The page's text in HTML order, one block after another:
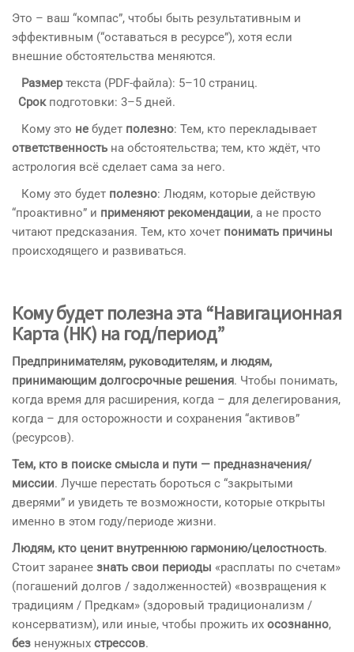
Это – ваш “компас”, чтобы быть результативным и
эффективным (“оставаться в ресурсе”), хотя если
внешние обстоятельства меняются.
Размертекста (PDF-файла): 5–10 страниц.
Срокподготовки: 3–5 дней.
Кому это не будет полезно: Тем, кто перекладывает
ответственность на обстоятельства; тем, кто ждёт, что
астрология всё сделает сама за него.
Кому это будет полезно: Людям, которые действую
“проактивно” и применяют рекомендации, а не просто
читают предсказания. Тем, кто хочет понимать причины
происходящего и развиваться.
Кому будет полезна эта “Навигационная
Карта (НК) на год/период”
Предпринимателям, руководителям, и людям,
принимающим долгосрочные решения. Чтобы понимать,
когда время для расширения, когда – для делегирования,
когда – для осторожности и сохранения “активов”
(ресурсов).
Тем, кто в поиске смысла и пути — предназначения/
миссии. Лучше перестать бороться с “закрытыми
дверями” и увидеть те возможности, которые открыты
именно в этом году/периоде жизни.
Людям, кто ценит внутреннюю гармонию/целостность.
Стоит заранее знать свои периоды «расплаты по счетам»
(погашений долгов / задолженностей) «возвращения к
традициям / Предкам» (здоровый традиционализм /
консерватизм), или иные, чтобы прожить их осознанно,
без ненужных стрессов.